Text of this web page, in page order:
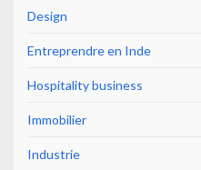
Design
Entreprendre en Inde
Hospitality business
Immobilier
Industrie